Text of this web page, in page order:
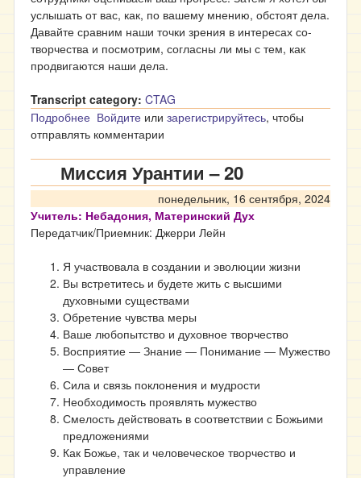
услышать от вас, как, по вашему мнению, обстоят дела.
Давайте сравним наши точки зрения в интересах со-
творчества и посмотрим, согласны ли мы с тем, как
продвигаются наши дела.
Transcript category: CTAG
Подробнее о Миссия Урантии – 21
Войдите или зарегистрируйтесь, чтобы
отправлять комментарии
Миссия Урантии – 20
понедельник, 16 сентября, 2024
Учитель: Небадония, Материнский Дух
Передатчик/Приемник: Джерри Лейн
Я участвовала в создании и эволюции жизни
Вы встретитесь и будете жить с высшими
духовными существами
Обретение чувства меры
Ваше любопытство и духовное творчество
Восприятие ― Знание ― Понимание ― Мужество
― Совет
Сила и связь поклонения и мудрости
Необходимость проявлять мужество
Смелость действовать в соответствии с Божьими
предложениями
Как Божье, так и человеческое творчество и
управление